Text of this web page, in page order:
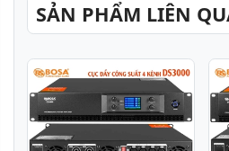
SẢN PHẨM LIÊN